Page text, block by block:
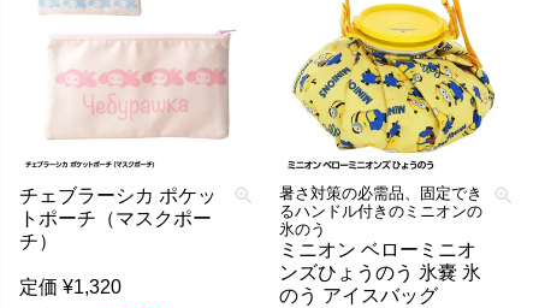
チェブラーシカ ポケッ
トポーチ（マスクポー
チ）
定価 ¥1,320
暑さ対策の必需品、固定でき
るハンドル付きのミニオンの
氷のう
ミニオン ベローミニオ
ンズひょうのう 氷嚢 氷
のう アイスバッグ